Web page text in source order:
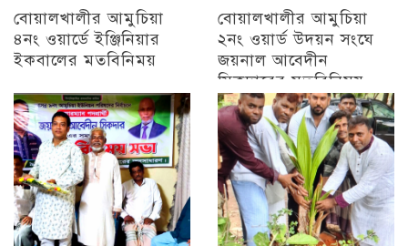
বোয়ালখালীর আমুচিয়া
৪নং ওয়ার্ডে ইঞ্জিনিয়ার
ইকবালের মতবিনিময়
চট্টগ্রাম
বোয়ালখালীর আমুচিয়া
২নং ওয়ার্ড উদয়ন সংঘে
জয়নাল আবেদীন
সিকদারের মতবিনিময়
অন্যান্য